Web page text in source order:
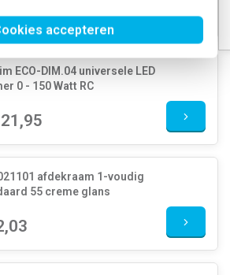
accepteren
78,99
ECO-DIM.04 universele LED
0 - 150 Watt RC
21,95
afdekraam 1-voudig
55 creme glans